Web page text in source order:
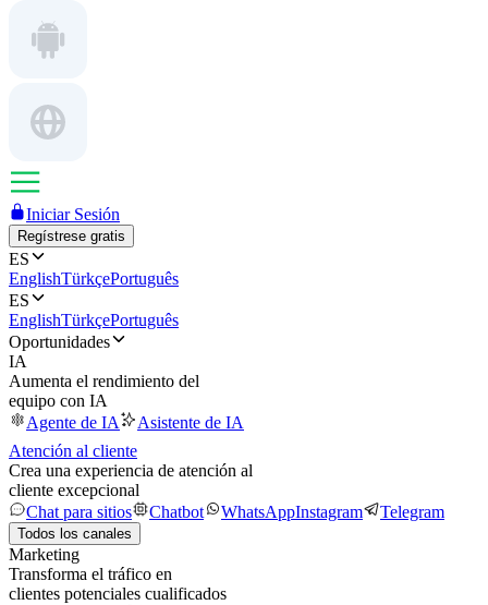
Iniciar Sesión
Regístrese gratis
ES
EnglishTürkçePortuguês
ES
EnglishTürkçePortuguês
Oportunidades
IA
Aumenta el rendimiento del
equipo con IA
Agente de IA
Asistente de IA
Atención al cliente
Crea una experiencia de atención al
cliente excepcional
Chat para sitios
Chatbot WhatsAppInstagram Telegram
Todos los canales
Marketing
Transforma el tráfico en
clientes potenciales cualificados